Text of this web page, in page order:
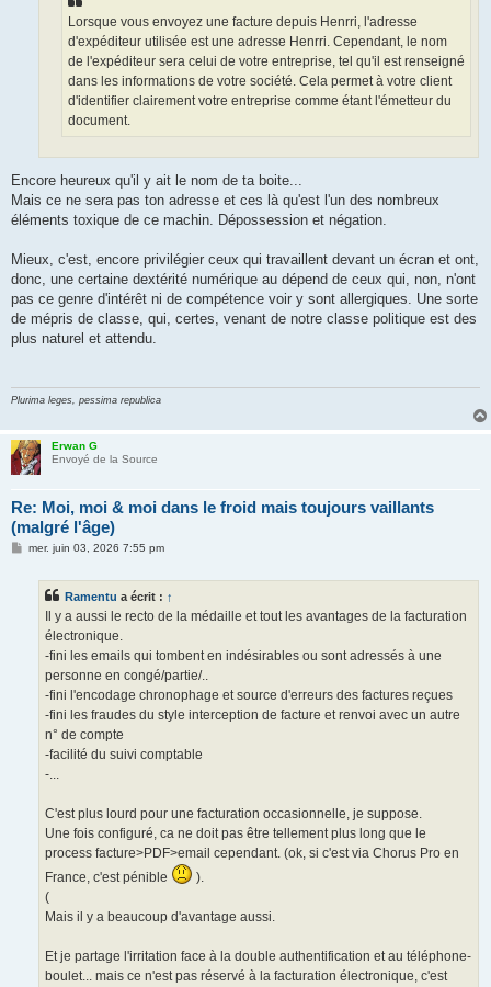
Lorsque vous envoyez une facture depuis Henrri, l'adresse
d'expéditeur utilisée est une adresse Henrri. Cependant, le nom
de l'expéditeur sera celui de votre entreprise, tel qu'il est renseigné
dans les informations de votre société. Cela permet à votre client
d'identifier clairement votre entreprise comme étant l'émetteur du
document.
Encore heureux qu'il y ait le nom de ta boite...
Mais ce ne sera pas ton adresse et ces là qu'est l'un des nombreux
éléments toxique de ce machin. Dépossession et négation.
Mieux, c'est, encore privilégier ceux qui travaillent devant un écran et ont,
donc, une certaine dextérité numérique au dépend de ceux qui, non, n'ont
pas ce genre d'intérêt ni de compétence voir y sont allergiques. Une sorte
de mépris de classe, qui, certes, venant de notre classe politique est des
plus naturel et attendu.
Plurima leges, pessima republica
Erwan G
Envoyé de la Source
Re: Moi, moi & moi dans le froid mais toujours vaillants
(malgré l'âge)
Mmer. juin 03, 2026 7:55 pm
Ramentu a écrit : ↑
Il y a aussi le recto de la médaille et tout les avantages de la facturation
électronique.
-fini les emails qui tombent en indésirables ou sont adressés à une
personne en congé/partie/..
-fini l'encodage chronophage et source d'erreurs des factures reçues
-fini les fraudes du style interception de facture et renvoi avec un autre
n° de compte
-facilité du suivi comptable
-...
C'est plus lourd pour une facturation occasionnelle, je suppose.
Une fois configuré, ca ne doit pas être tellement plus long que le
process facture>PDF>email cependant. (ok, si c'est via Chorus Pro en
France, c'est pénible
).
(
Mais il y a beaucoup d'avantage aussi.
Et je partage l'irritation face à la double authentification et au téléphone-
boulet... mais ce n'est pas réservé à la facturation électronique, c'est